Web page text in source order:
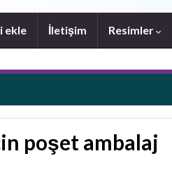
ekle İletişim Resimler
poşet ambalaj